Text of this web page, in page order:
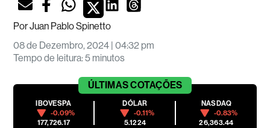
PorJuan Pablo Spinetto
08 de Dezembro, 2024 | 04:32 pm
Tempo de leitura:5 minutos
ÚLTIMASCOTAÇÕES
IBOVESPA
-0.09%
177,726.17
DÓLAR
-0.11%
5.1224
NASDAQ
-0.83%
26,363.44